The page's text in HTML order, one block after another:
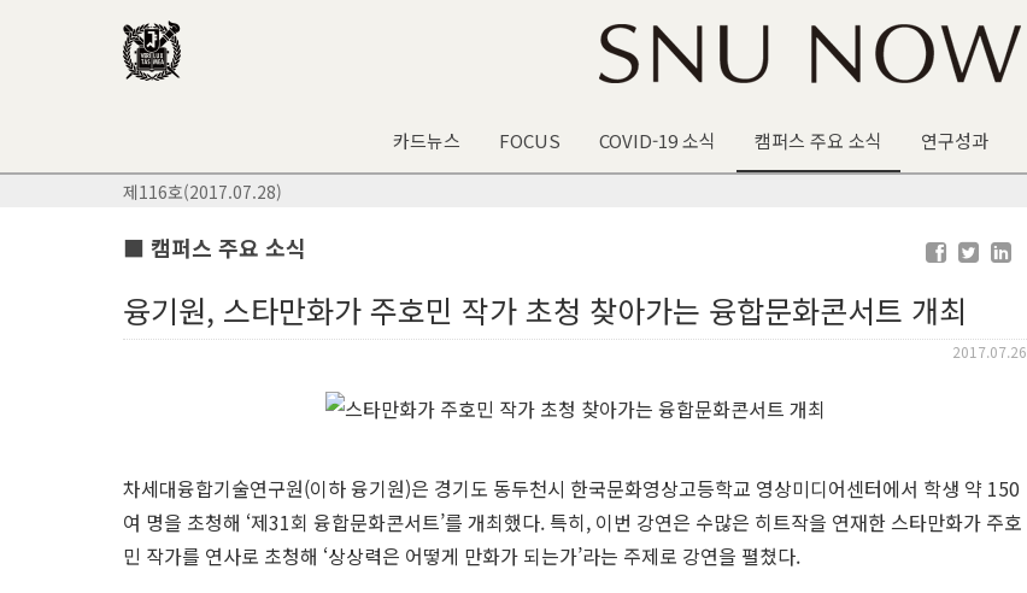
카드뉴스 FOCUS COVID-19 소식 캠퍼스 주요 소식 연구성과
제116호(2017.07.28)
■ 캠퍼스 주요 소식
융기원, 스타만화가 주호민 작가 초청 찾아가는 융합문화콘서트 개최
2017.07.26
차세대융합기술연구원(이하 융기원)은 경기도 동두천시 한국문화영상고등학교 영상미디어센터에서 학생 약 150
여 명을 초청해 ‘제31회 융합문화콘서트’를 개최했다. 특히, 이번 강연은 수많은 히트작을 연재한 스타만화가 주호
민 작가를 연사로 초청해 ‘상상력은 어떻게 만화가 되는가’라는 주제로 강연을 펼쳤다.